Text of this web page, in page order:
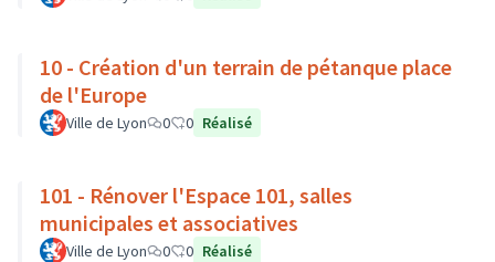
10 - Création d'un terrain de pétanque place
de l'Europe
Ville de Lyon 0 0 Réalisé
101 - Rénover l'Espace 101, salles
municipales et associatives
Ville de Lyon 0 0 Réalisé